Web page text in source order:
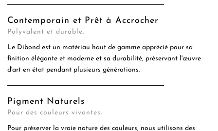
Contemporain et Prêt à Accrocher
Polyvalent et durable.
Le Dibond est un matériau haut de gamme apprécié pour sa
finition élégante et moderne et sa durabilité, préservant l'œuvre
d'art en état pendant plusieurs générations.
Pigment Naturels
Pour des couleurs vivantes.
Pour préserver la vraie nature des couleurs, nous utilisons des